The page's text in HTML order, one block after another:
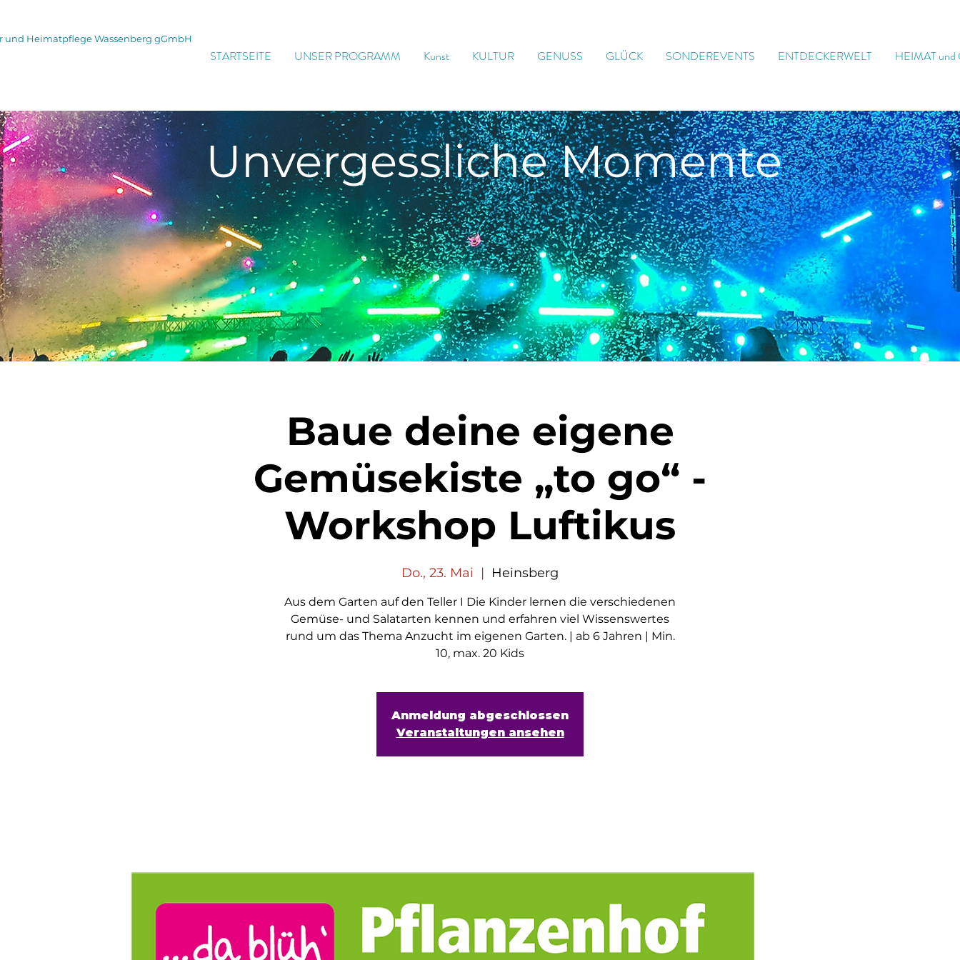
und Heimatpflege Wassenberg gGmbH
STARTSEITE UNSER PROGRAMM Kunst KULTUR GENUSS GLÜCK SONDEREVENTS ENTDECKERWELT HEIMAT
UnvergesslicheMomente
Baue deine eigene
Gemüsekiste „to go“ -
Workshop Luftikus
Do., 23. Mai
  |
Heinsberg
Aus dem Garten auf den Teller I Die Kinder lernen die verschiedenen
Gemüse- und Salatarten kennen und erfahren viel Wissenswertes
rund um das Thema Anzucht im eigenen Garten. | ab 6 Jahren | Min.
10, max. 20 Kids
Anmeldung abgeschlossen
Veranstaltungen ansehen